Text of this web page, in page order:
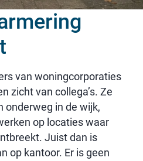
van woningcorporaties
zicht van collega’s. Ze
onderweg in de wijk,
op locaties waar
Juist dan is
op kantoor. Er is geen